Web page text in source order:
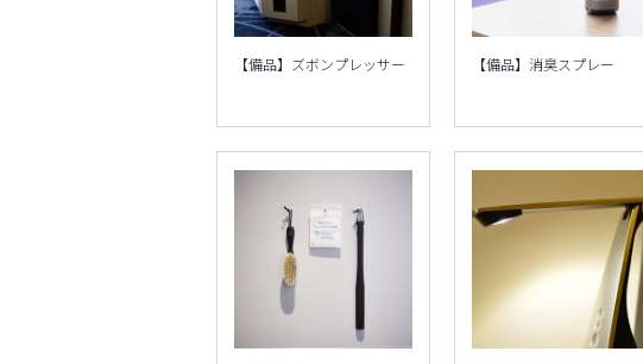
【備品】ズボンプレッサー 【備品】消臭スプレー